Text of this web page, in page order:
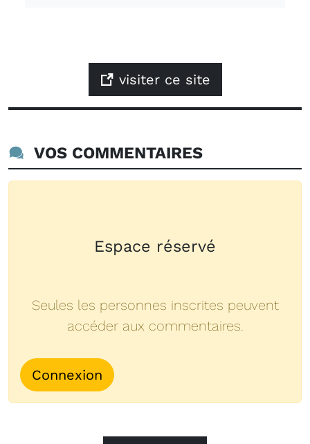
visiter ce site
VOS COMMENTAIRES
Espace réservé
Seules les personnes inscrites peuvent
accéder aux commentaires.
Connexion